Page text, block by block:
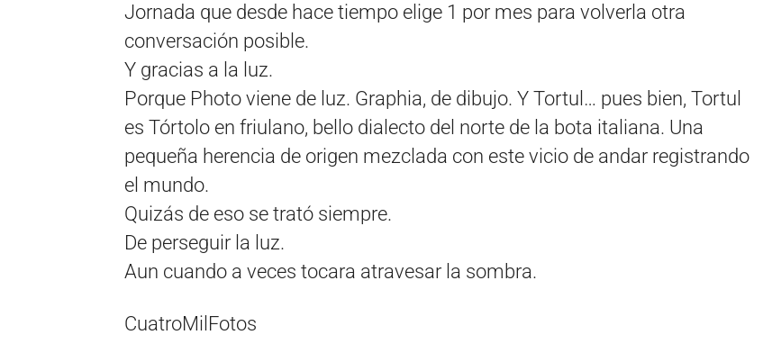
Jornada que desde hace tiempo elige 1 por mes para volverla otra
conversación posible.
Y gracias a la luz.
Porque Photo viene de luz. Graphia, de dibujo. Y Tortul… pues bien, Tortul
es Tórtolo en friulano, bello dialecto del norte de la bota italiana. Una
pequeña herencia de origen mezclada con este vicio de andar registrando
el mundo.
Quizás de eso se trató siempre.
De perseguir la luz.
Aun cuando a veces tocara atravesar la sombra.
CuatroMilFotos